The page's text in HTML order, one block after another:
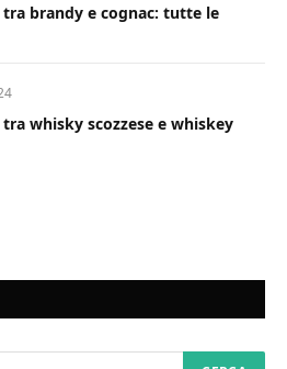
tra brandy e cognac: tutte le
whisky scozzese e whiskey